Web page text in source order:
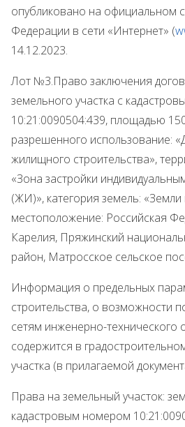
опубликовано на официальном
Федерации в сети «Интернет» (
14.12.2023.
Лот №3.Право заключения
земельного участка с
10:21:0090504:439, площадью
разрешенного использование:
жилищного строительства»,
«Зона застройки
(ЖИ)», категория земель: «Земли
местоположение: Российская
Карелия, Пряжинский
район, Матросское сельское
Информация о предельных
строительства, о возможности
сетям инженерно-технического
содержится в
участка (в прилагаемой
Права на земельный участок:
кадастровым номером